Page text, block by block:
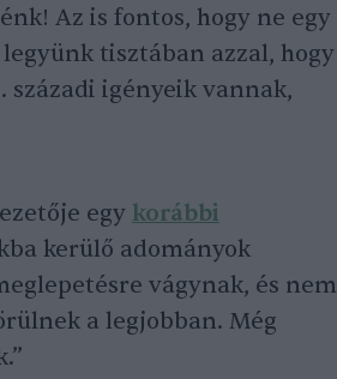
Az is fontos, hogy ne egy
tisztában azzal, hogy
századi igényeik vannak,
egy korábbi
kerülő adományok
vágynak, és nem
a legjobban. Még